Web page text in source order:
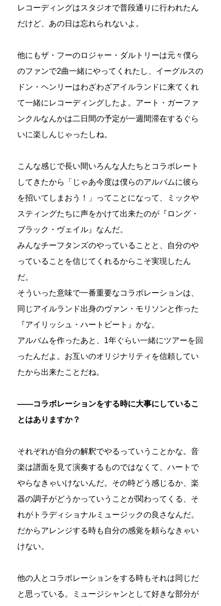
レコーディングはスタジオで普段通りに行われたん
だけど、あの日は忘れられないよ。
他にもザ・フーのロジャー・ダルトリーは元々僕ら
のファンで2曲一緒にやってくれたし、イーグルスの
ドン・ヘンリーはわざわざアイルランドに来てくれ
て一緒にレコーディングしたよ。アート・ガーファ
ンクルなんかは二日間の予定が一週間滞在するぐら
いに楽しんじゃったしね。
こんな感じで長い間いろんな人たちとコラボレート
してきたから「じゃあ今度は僕らのアルバムに彼ら
を招いてしまおう！」ってことになって、ミックや
スティングたちに声をかけて出来たのが『ロング・
ブラック・ヴェイル』なんだ。
みんなチーフタンズのやっていることと、自分のや
っていることを信じてくれるからこそ実現したん
だ。
そういった意味で一番重要なコラボレーションは、
同じアイルランド出身のヴァン・モリソンと作った
『アイリッシュ・ハートビート』かな。
アルバムを作ったあと、1年ぐらい一緒にツアーを回
ったんだよ。お互いのオリジナリティを信頼してい
たから出来たことだね。
――コラボレーションをする時に大事にしているこ
とはありますか？
それぞれが自分の解釈でやるっていうことかな。音
楽は譜面を見て演奏するものではなくて、ハートで
やらなきゃいけないんだ。その時どう感じるか、楽
器の調子がどうかっていうことが関わってくる、そ
れがトラディショナルミュージックの良さなんだ。
だからアレンジする時も自分の感覚を頼らなきゃい
けない。
他の人とコラボレーションをする時もそれは同じだ
と思っている。ミュージシャンとして好きな部分が